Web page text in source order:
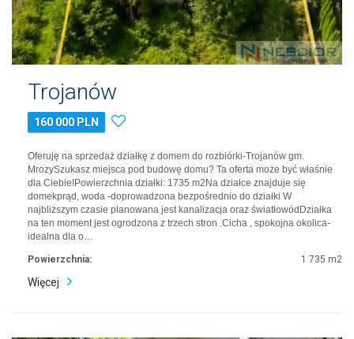
Trojanów
160 000 PLN
Oferuję na sprzedaż działkę z domem do rozbiórki-Trojanów gm.
MrozySzukasz miejsca pod budowę domu? Ta oferta może być właśnie
dla Ciebie!Powierzchnia działki: 1735 m2Na działce znajduje się
domekprąd, woda -doprowadzona bezpośrednio do działki W
najbliższym czasie planowana jest kanalizacja oraz światłowódDziałka
na ten moment jest ogrodzona z trzech stron .Cicha , spokojna okolica-
idealna dla o…
Powierzchnia: 1 735 m2
Więcej